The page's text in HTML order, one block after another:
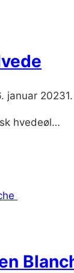
januar 2023
hvedeøl…